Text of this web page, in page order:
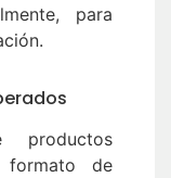
para
formato de